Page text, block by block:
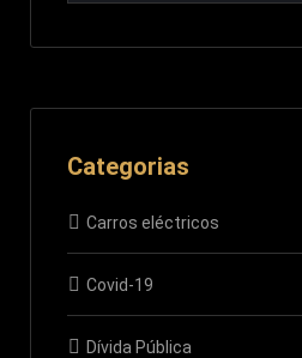
Categorias
Carros eléctricos
Covid-19
Dívida Pública